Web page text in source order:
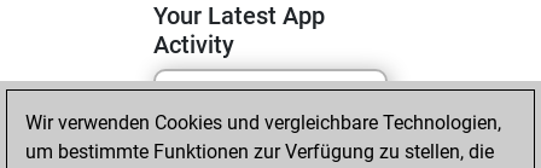
Your Latest App
Activity
Montag, Mai 18,
2026
Wir verwenden Cookies und vergleichbare Technologien,
um bestimmte Funktionen zur Verfügung zu stellen, die